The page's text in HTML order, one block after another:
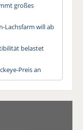
großes
Lachsfarm will ab
belastet
Preis an